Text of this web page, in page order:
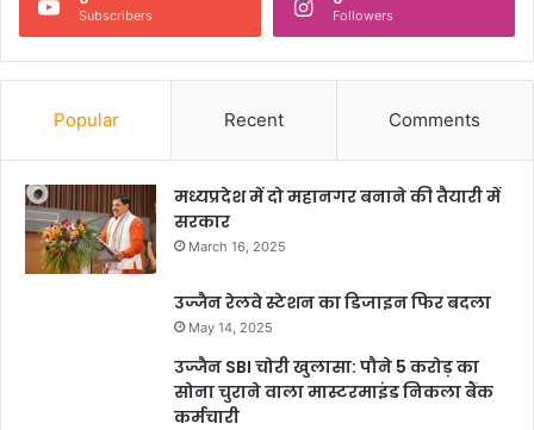
Subscribers Followers
Popular Recent Comments
मध्यप्रदेश में दो महानगर बनाने की तैयारी में
सरकार
March 16, 2025
उज्जैन रेलवे स्टेशन का डिजाइन फिर बदला
May 14, 2025
उज्जैन SBI चोरी खुलासा: पौने 5 करोड़ का
सोना चुराने वाला मास्टरमाइंड निकला बैंक
कर्मचारी